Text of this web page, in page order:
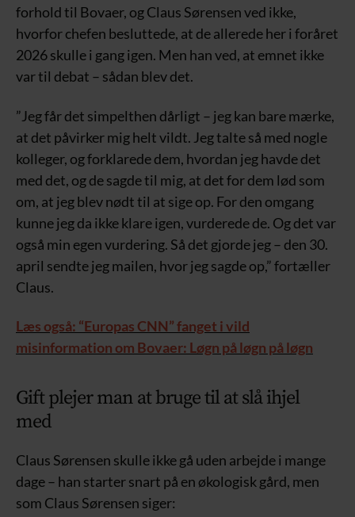
forhold til Bovaer, og Claus Sørensen ved ikke,
hvorfor chefen besluttede, at de allerede her i foråret
2026 skulle i gang igen. Men han ved, at emnet ikke
var til debat – sådan blev det.
”Jeg får det simpelthen dårligt – jeg kan bare mærke,
at det påvirker mig helt vildt. Jeg talte så med nogle
kolleger, og forklarede dem, hvordan jeg havde det
med det, og de sagde til mig, at det for dem lød som
om, at jeg blev nødt til at sige op. For den omgang
kunne jeg da ikke klare igen, vurderede de. Og det var
også min egen vurdering. Så det gjorde jeg – den 30.
april sendte jeg mailen, hvor jeg sagde op,” fortæller
Claus.
Læs også: “Europas CNN” fanget i vild
misinformation om Bovaer: Løgn på løgn på løgn
Gift plejer man at bruge til at slå ihjel
med
Claus Sørensen skulle ikke gå uden arbejde i mange
dage – han starter snart på en økologisk gård, men
som Claus Sørensen siger: